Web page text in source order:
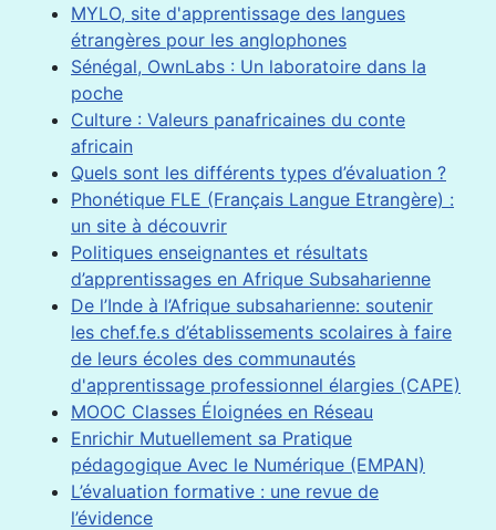
MYLO, site d'apprentissage des langues
étrangères pour les anglophones
Sénégal, OwnLabs : Un laboratoire dans la
poche
Culture : Valeurs panafricaines du conte
africain
Quels sont les différents types d’évaluation ?
Phonétique FLE (Français Langue Etrangère) :
un site à découvrir
Politiques enseignantes et résultats
d’apprentissages en Afrique Subsaharienne
De l’Inde à l’Afrique subsaharienne: soutenir
les chef.fe.s d’établissements scolaires à faire
de leurs écoles des communautés
d'apprentissage professionnel élargies (CAPE)
MOOC Classes Éloignées en Réseau
Enrichir Mutuellement sa Pratique
pédagogique Avec le Numérique (EMPAN)
L’évaluation formative : une revue de
l’évidence